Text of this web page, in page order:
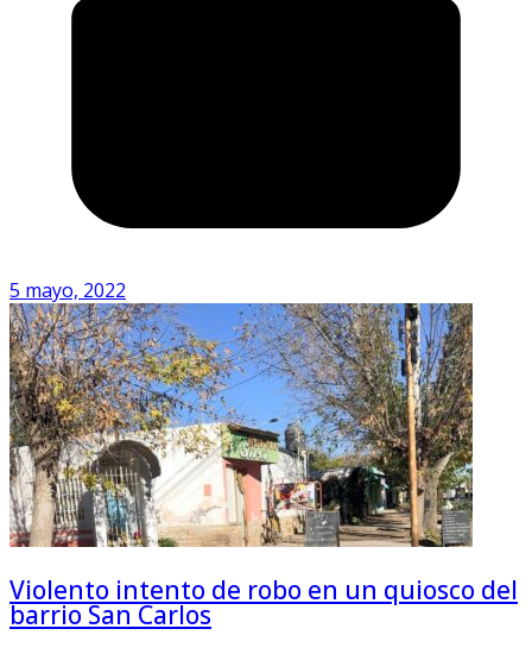
5 mayo, 2022
Violento intento de robo en un quiosco del
barrio San Carlos